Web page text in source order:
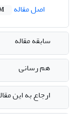
اصل مقاله
سابقه مقاله
هم رسانی
ارجاع به این